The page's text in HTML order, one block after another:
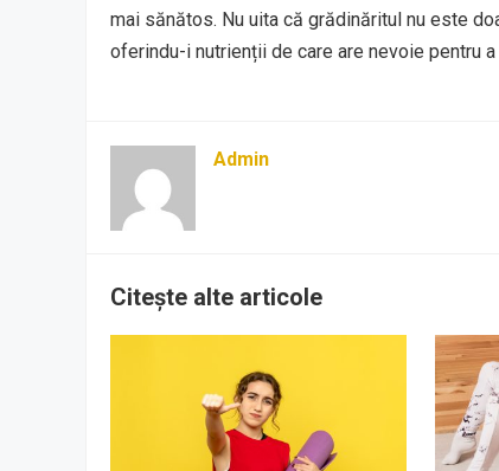
mai sănătos. Nu uita că grădinăritul nu este
oferindu-i nutrienții de care are nevoie pentru a
Admin
Citește alte articole